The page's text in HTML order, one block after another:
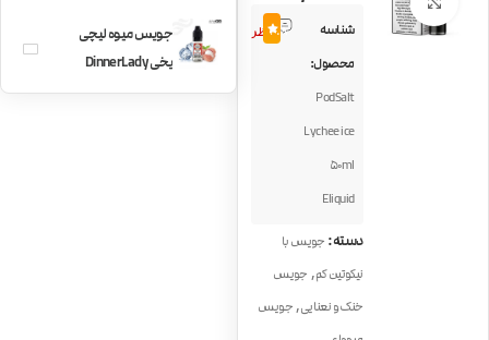
شناسه
محصول:
PodSalt
Lychee ice
50ml
Eliquid
9
نظر4.8
دسته: جویس با
نیکوتین کم, جویس
خنک و نعنایی,جویس
جویس میوه لیچی
یخی DinnerLady
Lychee Ice